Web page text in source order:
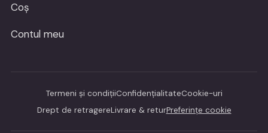
Coș
Contul meu
Termeni și condițiiConfidențialitateCookie-uri
Drept de retragereLivrare & returPreferințe cookie